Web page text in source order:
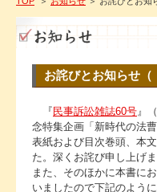
お詫びとお知らせ（
『 民事訴訟雑誌60号』
念特集企画「新時代の法
表紙および目次巻頭、本
た。深くお詫び申し上げま
また、そのほかに本書に
いましたので下記のよう